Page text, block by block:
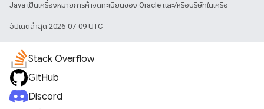
Java เป็นเครื่องหมายการค้าจดทะเบียนของ Oracle และ/หรือบริษัทในเครือ
อัปเดตล่าสุด 2026-07-09 UTC
Stack Overflow
GitHub
Discord